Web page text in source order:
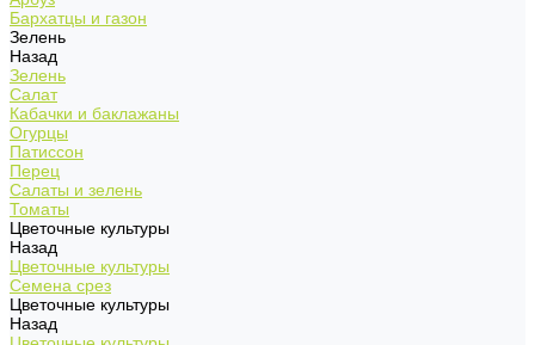
Бархатцы и газон
Зелень
Назад
Зелень
Салат
Кабачки и баклажаны
Огурцы
Патиссон
Перец
Салаты и зелень
Томаты
Цветочные культуры
Назад
Цветочные культуры
Семена срез
Цветочные культуры
Назад